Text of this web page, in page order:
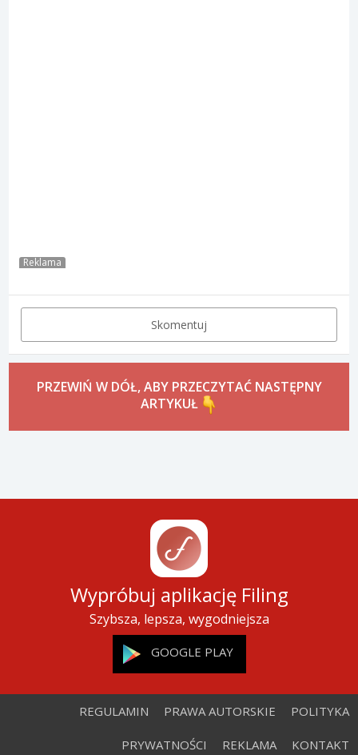
Reklama
Skomentuj
PRZEWIŃ W DÓŁ, ABY PRZECZYTAĆ NASTĘPNY
ARTYKUŁ
Wypróbuj aplikację Filing
Szybsza, lepsza, wygodniejsza
GOOGLE PLAY
REGULAMIN PRAWA AUTORSKIE POLITYKA
PRYWATNOŚCI REKLAMA KONTAKT